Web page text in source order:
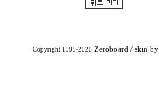
Copyright 1999-2026 Zeroboard / skin by